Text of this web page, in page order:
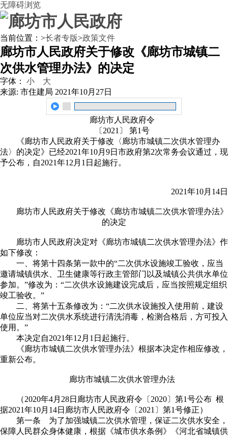
无障碍浏览
当前位置： >长者专版>政策文件
廊坊市人民政府关于修改《廊坊市城镇二
次供水管理办法》的决定
字体： 小
大
来源: 市住建局 2021年10月27日
廊坊市人民政府令
〔2021〕 第1号
《廊坊市人民政府关于修改〈廊坊市城镇二次供水管理办
法〉的决定》已经2021年10月9日市政府第2次常务会议通过，现
予公布，自2021年12月1日起施行。
2021年10月14日
廊坊市人民政府关于修改《廊坊市城镇二次供水管理办法》
的决定
廊坊市人民政府决定对《廊坊市城镇二次供水管理办法》作
如下修改：
一、将第十四条第一款中的“二次供水设施竣工验收，应当
邀请城镇供水、卫生健康等行政主管部门以及城镇公共供水单位
参加。”修改为：“二次供水设施建设完成后，应当按照规定组织
竣工验收。”
二、将第十五条修改为：“二次供水设施投入使用前，建设
单位应当对二次供水系统进行清洗消毒，检测合格后，方可投入
使用。”
本决定自2021年12月1日起施行。
《廊坊市城镇二次供水管理办法》根据本决定作相应修改，
重新公布。
廊坊市城镇二次供水管理办法
（2020年4月28日廊坊市人民政府令〔2020〕第1号公布 根
据2021年10月14日廊坊市人民政府令〔2021〕第1号修正）
第一条 为了加强城镇二次供水管理，保证二次供水安全，
保障人民群众身体健康，根据《城市供水条例》《河北省城镇供